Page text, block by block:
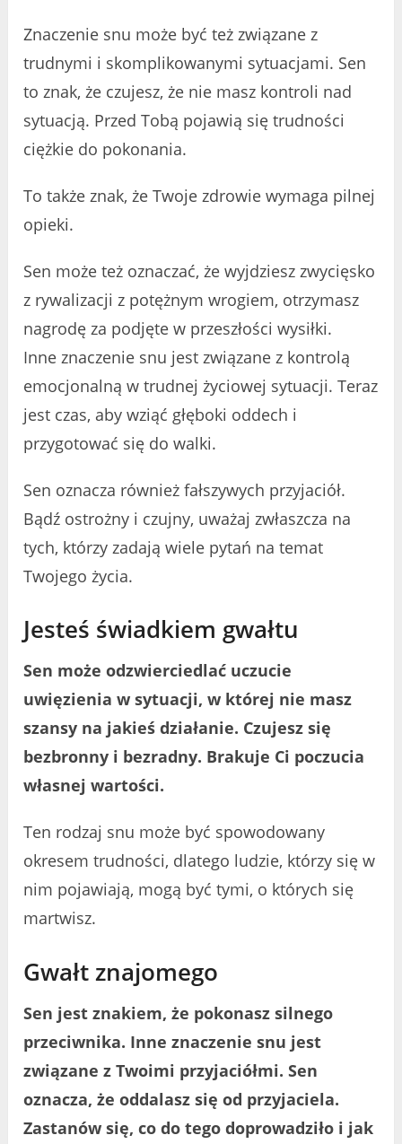
Znaczenie snu może być też związane z
trudnymi i skomplikowanymi sytuacjami. Sen
to znak, że czujesz, że nie masz kontroli nad
sytuacją. Przed Tobą pojawią się trudności
ciężkie do pokonania.
To także znak, że Twoje zdrowie wymaga pilnej
opieki.
Sen może też oznaczać, że wyjdziesz zwycięsko
z rywalizacji z potężnym wrogiem, otrzymasz
nagrodę za podjęte w przeszłości wysiłki.
Inne znaczenie snu jest związane z kontrolą
emocjonalną w trudnej życiowej sytuacji. Teraz
jest czas, aby wziąć głęboki oddech i
przygotować się do walki.
Sen oznacza również fałszywych przyjaciół.
Bądź ostrożny i czujny, uważaj zwłaszcza na
tych, którzy zadają wiele pytań na temat
Twojego życia.
Jesteś świadkiem gwałtu
Sen może odzwierciedlać uczucie
uwięzienia w sytuacji, w której nie masz
szansy na jakieś działanie. Czujesz się
bezbronny i bezradny. Brakuje Ci poczucia
własnej wartości.
Ten rodzaj snu może być spowodowany
okresem trudności, dlatego ludzie, którzy się w
nim pojawiają, mogą być tymi, o których się
martwisz.
Gwałt znajomego
Sen jest znakiem, że pokonasz silnego
przeciwnika. Inne znaczenie snu jest
związane z Twoimi przyjaciółmi. Sen
oznacza, że oddalasz się od przyjaciela.
Zastanów się, co do tego doprowadziło i jak